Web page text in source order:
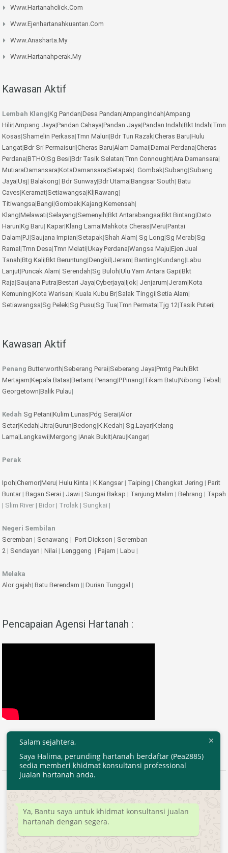
Www.hartanahclick.com
Www.ejenhartanahkuantan.com
Www.anasharta.my
Www.hartanahperak.my
Kawasan Aktif
Lembah Klang|Kg Pandan|Desa Pandan|AmpangIndah|Ampang
Hilir|Ampang Jaya|Pandan Cahaya|Pandan Jaya|Pandan Indah|Bkt Indah|Tmn
Kosas|Shamelin Perkasa|Tmn Maluri|Bdr Tun Razak|Cheras Baru|Hulu
Langat|Bdr Sri Permaisuri|Cheras Baru|Alam Damai|Damai Perdana|Cheras
Perdana|BTHO|Sg Besi|Bdr Tasik Selatan|Tmn Connought|Ara Damansara|
MutiaraDamansara|KotaDamansara|Setapak| Gombak|Subang|Subang
Jaya|Usj| Balakong| Bdr Sunway|Bdr Utama|Bangsar South| Batu
Caves|Keramat|Setiawangsa|Kl|Rawang|
Titiwangsa|Bangi|Gombak|Kajang|Kemensah|
Klang|Melawati|Selayang|Semenyih|Bkt Antarabangsa|Bkt Bintang|Dato
Harun|Kg Baru| Kapar|Klang Lama|Mahkota Cheras|Meru|Pantai
Dalam|PJ|Saujana Impian|Setapak|Shah Alam| Sg Long|Sg Merab|Sg
Ramal|Tmn Desa|Tmn Melati|Ukay Perdana|Wangsa Maju|Ejen Jual
Tanah|Btg Kali|Bkt Beruntung|Dengkil|Jeram| Banting|Kundang|Labu
Lanjut|Puncak Alam| Serendah|Sg Buloh|Ulu Yam Antara Gapi|Bkt
Raja|Saujana Putra|Bestari Jaya|Cyberjaya|Ijok| Jenjarum|Jeram|Kota
Kemuning|Kota Warisan| Kuala Kubu Br|Salak Tinggi|Setia Alam|
Setiawangsa|Sg Pelek|Sg Pusu|Sg Tua|Tmn Permata|Tjg 12|Tasik Puteri|
Kawasan Aktif
Penang Butterworth|Seberang Perai|Seberang Jaya|Pmtg Pauh|Bkt
Mertajam|Kepala Batas|Bertam| Penang|P.Pinang|Tikam Batu|Nibong Tebal|
Georgetown|Balik Pulau|
Kedah Sg Petani|Kulim Lunas|Pdg Serai|Alor
Setar|Kedah|Jitra|Gurun|Bedong|K.Kedah| Sg.Layar|Kelang
Lama|Langkawi|Mergong |Anak Bukit|Arau|Kangar|
Perak
Ipoh|Chemor|Meru| Hulu Kinta | K.Kangsar| Taiping | Changkat Jering | Parit
Buntar| Bagan Serai | Jawi | Sungai Bakap | Tanjung Malim | Behrang | Tapah
| Slim River | Bidor | Trolak | Sungkai |
Negeri Sembilan
Seremban | Senawang | Port Dickson | Seremban
2 | Sendayan | Nilai | Lenggeng | Pajam | Labu |
Melaka
Alor gajah| Batu Berendam || Durian Tunggal |
Pencapaian Agensi Hartanah :
Developed byMyTranspro
Salam sejahtera,
Saya Halima, perunding hartanah berdaftar (Pea2885)
sedia memberi khidmat konsultansi professional
jualan hartanah anda.
Ya, Bantu saya untuk khidmat konsultansi jualan
hartanah dengan segera.